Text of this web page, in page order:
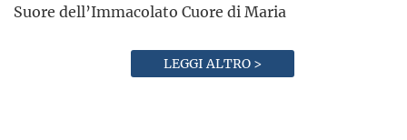
Suore dell’Immacolato Cuore di Maria
LEGGI ALTRO >